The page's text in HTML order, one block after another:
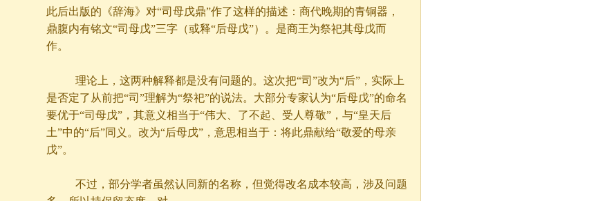
此后出版的《辞海》对“司母戊鼎”作了这样的描述：商代晚期的青铜器，
鼎腹内有铭文“司母戊”三字（或释“后母戊”）。是商王为祭祀其母戊而
作。
理论上，这两种解释都是没有问题的。这次把“司”改为“后”，实际上
是否定了从前把“司”理解为“祭祀”的说法。大部分专家认为“后母戊”的命名
要优于“司母戊”，其意义相当于“伟大、了不起、受人尊敬”，与“皇天后
土”中的“后”同义。改为“后母戊”，意思相当于：将此鼎献给“敬爱的母亲
戊”。
不过，部分学者虽然认同新的名称，但觉得改名成本较高，涉及问题